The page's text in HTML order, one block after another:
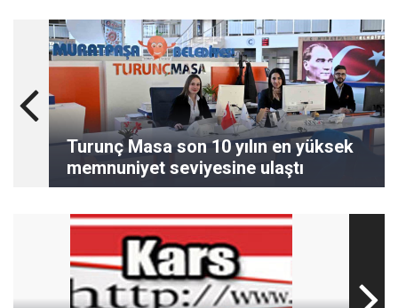
Turunç Masa son 10 yılın en yüksek
memnuniyet seviyesine ulaştı